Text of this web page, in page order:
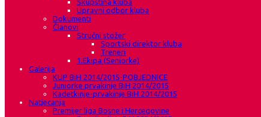
Skupština kluba
Upravni odbor kluba
Dokumenti
Članovi
Stručni stožer
Sportski direktor kluba
Treneri
1.Ekipa (Seniorke)
Galerija
KUP BiH 2014/2015-POBJEDNICE
Juniorke prvakinje BiH 2014/2015
Kadetkinje-prvakinje BiH 2014/2015
Natjecanja
Premijer liga Bosne i Hercegovine